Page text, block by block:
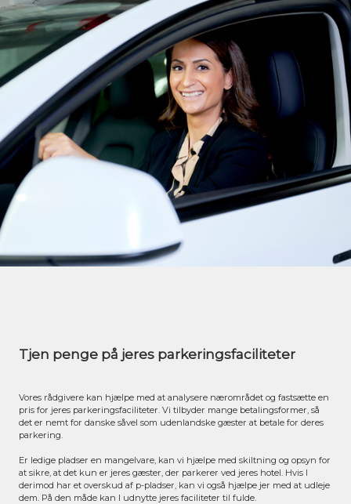
Tjen penge på jeres parkeringsfaciliteter
Vores rådgivere kan hjælpe med at analysere nærområdet og fastsætte en
pris for jeres parkeringsfaciliteter. Vi tilbyder mange betalingsformer, så
det er nemt for danske såvel som udenlandske gæster at betale for deres
parkering.
Er ledige pladser en mangelvare, kan vi hjælpe med skiltning og opsyn for
at sikre, at det kun er jeres gæster, der parkerer ved jeres hotel. Hvis I
derimod har et overskud af p-pladser, kan vi også hjælpe jer med at udleje
dem. På den måde kan I udnytte jeres faciliteter til fulde.